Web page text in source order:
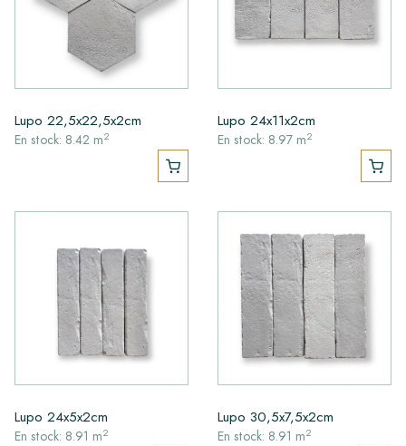
Lupo 22,5x22,5x2cm
En stock: 8.42 m2
Lupo 24x11x2cm
En stock: 8.97 m2
Lupo 24x5x2cm
En stock: 8.91 m2
Lupo 30,5x7,5x2cm
En stock: 8.91 m2